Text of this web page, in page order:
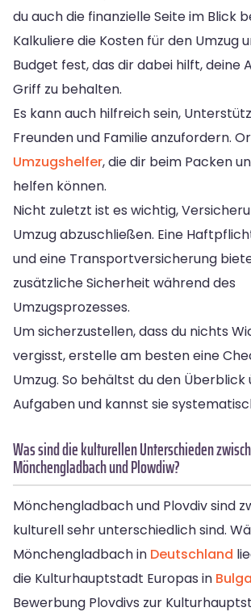
du auch die finanzielle Seite im Blick
Kalkuliere die Kosten für den Umzug
Budget fest, das dir dabei hilft, deine
Griff zu behalten.
Es kann auch hilfreich sein,
Freunden und Familie anzufordern.
Umzugshelfer, die dir beim Packen
helfen können.
Nicht zuletzt ist es wichtig,
Umzug abzuschließen. Eine
und eine Transportversicherung
zusätzliche Sicherheit während des
Umzugsprozesses.
Um sicherzustellen, dass du nichts
vergisst, erstelle am besten eine
Umzug. So behältst du den Überblick
Aufgaben und kannst sie
Was sind die kulturellen Unterschieden
Mönchengladbach und Plowdiw?
Mönchengladbach und Plovdiv sind
kulturell sehr unterschiedlich sind.
Mönchengladbach in Deutschland
die Kulturhauptstadt Europas in
Bewerbung Plovdivs zur